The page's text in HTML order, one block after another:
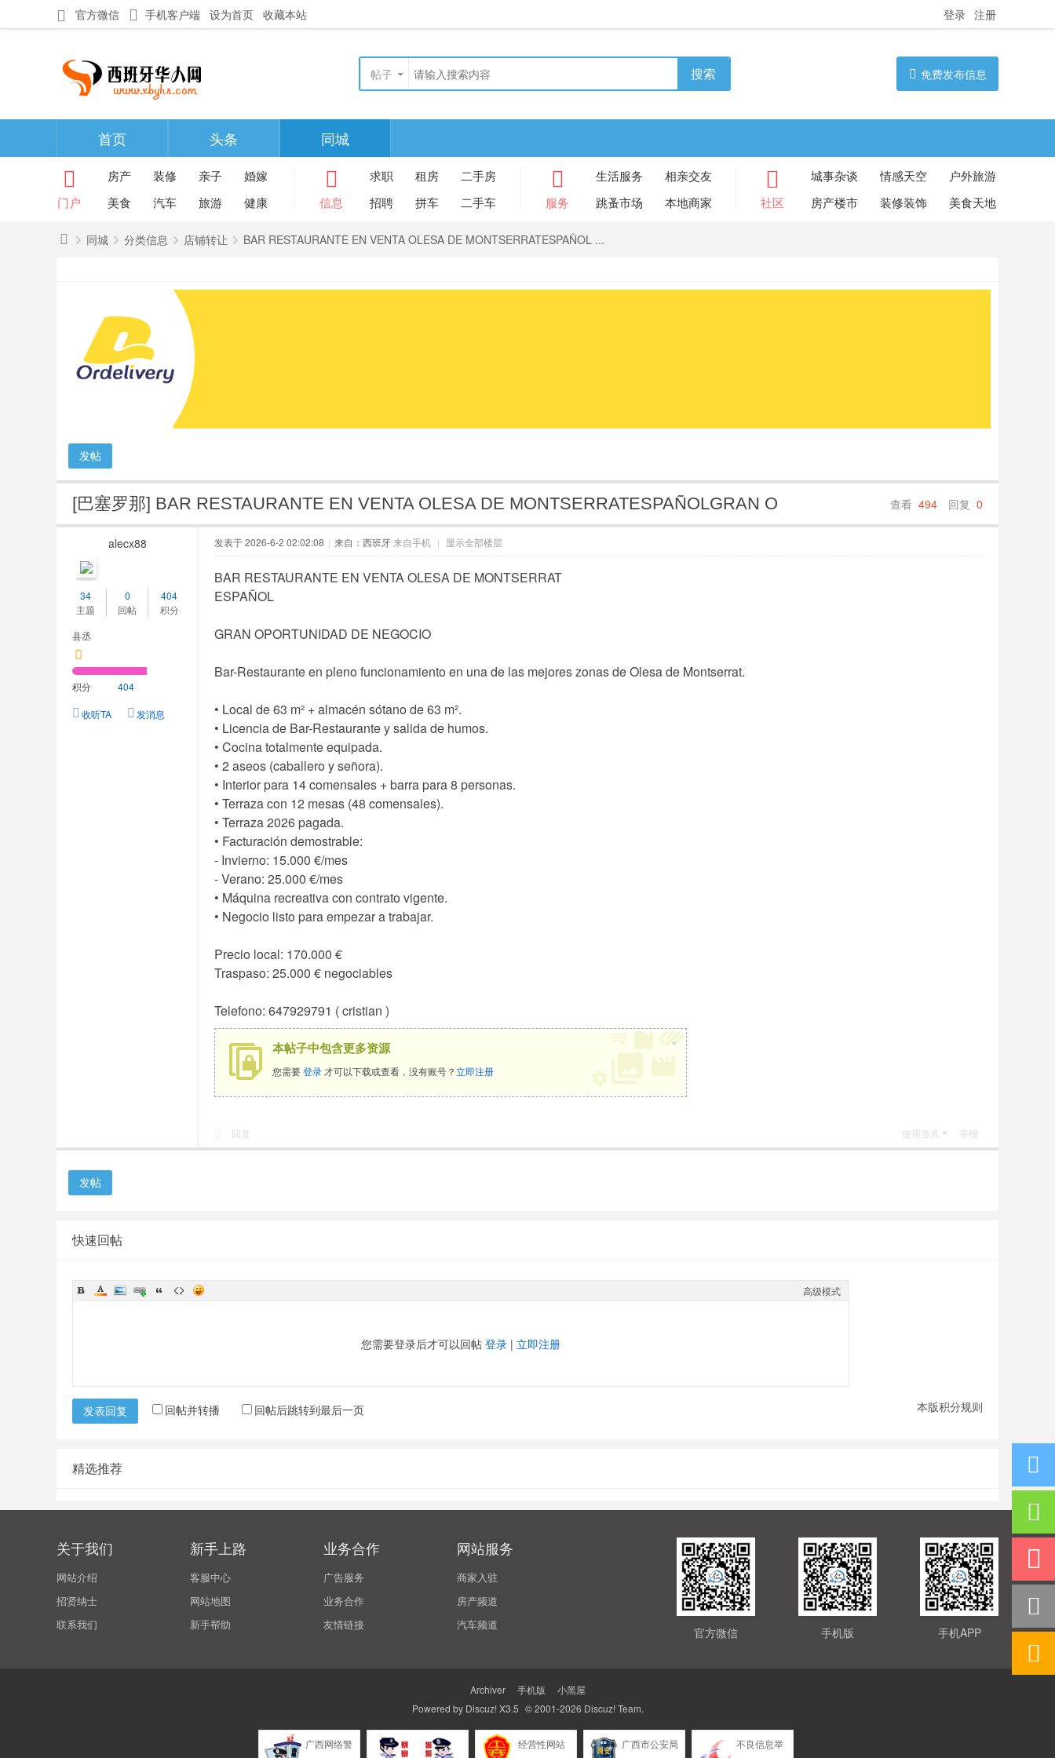
官方微信 手机客户端 设为首页 收藏本站 登录 注册
帖子 搜索 免费发布信息
首页 头条 同城
门户
房产 装修 亲子
婚嫁
美食
汽车 旅游 健康 信息
求职 租房
二手房
招聘
拼车 二手车 服务
生活服务
相亲交友
跳蚤市场
本地商家 社区
城事杂谈 情感天空
户外旅游
房产楼市
装修装饰 美食天地
同城 分类信息 店铺转让 BAR RESTAURANTE EN VENTA OLESA DE MONTSERRATESPAÑOL ...
发帖
查看 494 回复 0
[巴塞罗那] BAR RESTAURANTE EN VENTA OLESA DE MONTSERRATESPAÑOLGRAN O
alecx88
34
主题
0
回帖
404
积分
县丞
积分 404
收听TA 发消息
发表于 2026-6-2 02:02:08 | 来自：西班牙来自手机 | 显示全部楼层
BAR RESTAURANTE EN VENTA OLESA DE MONTSERRAT
ESPAÑOL
GRAN OPORTUNIDAD DE NEGOCIO
Bar-Restaurante en pleno funcionamiento en una de las mejores zonas de Olesa de Montserrat.
• Local de 63 m² + almacén sótano de 63 m².
• Licencia de Bar-Restaurante y salida de humos.
• Cocina totalmente equipada.
• 2 aseos (caballero y señora).
• Interior para 14 comensales + barra para 8 personas.
• Terraza con 12 mesas (48 comensales).
• Terraza 2026 pagada.
• Facturación demostrable:
- Invierno: 15.000 €/mes
- Verano: 25.000 €/mes
• Máquina recreativa con contrato vigente.
• Negocio listo para empezar a trabajar.
Precio local: 170.000 €
Traspaso: 25.000 € negociables
Telefono: 647929791 ( cristian )
本帖子中包含更多资源
您需要登录 才可以下载或查看，没有账号？立即注册
×
回复 使用道具 举报
发帖
快速回帖
高级模式
您需要登录后才可以回帖 登录 | 立即注册
本版积分规则
发表回复 回帖并转播 回帖后跳转到最后一页
精选推荐
关于我们
网站介绍
招贤纳士
联系我们
新手上路
客服中心
网站地图
新手帮助
业务合作
广告服务
业务合作
友情链接
网站服务
商家入驻
房产频道
汽车频道
手机APP
手机版
官方微信
Archiver 手机版
小黑屋
Powered by Discuz! X3.5 © 2001-2026 Discuz! Team.
广西网络警
经营性网站
广西市公安局
不良信息举